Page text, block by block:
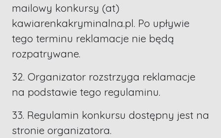
mailowy konkursy (at)
kawiarenkakryminalna.pl. Po upływie
tego terminu reklamacje nie będą
rozpatrywane.
32. Organizator rozstrzyga reklamacje
na podstawie tego regulaminu.
33. Regulamin konkursu dostępny jest na
stronie organizatora.